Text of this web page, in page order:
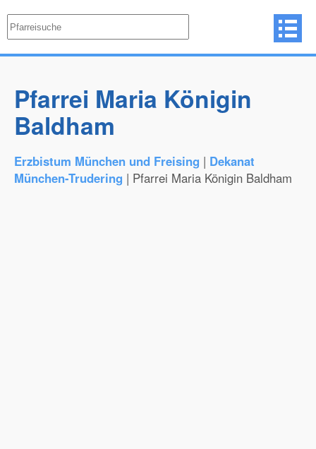
Pfarrei Maria Königin
Baldham
Erzbistum München und Freising | Dekanat
München-Trudering | Pfarrei Maria Königin Baldham